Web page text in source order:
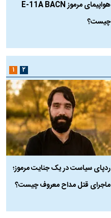
هواپیمای مرموز E-11A BACN
چیست؟
ردپای سیاست در یک جنایت مرموز؛
ماجرای قتل مداح معروف چیست؟
۱ ۲